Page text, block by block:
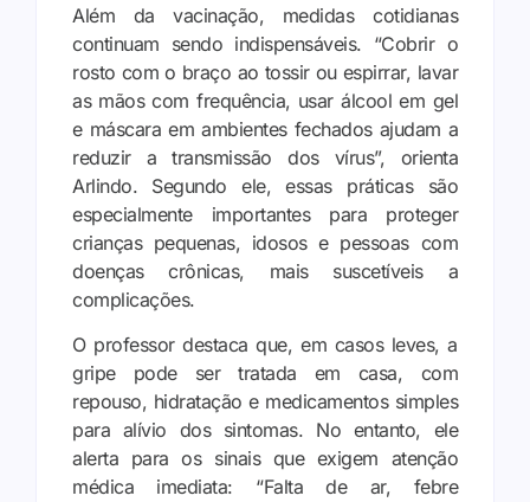
Além da vacinação, medidas cotidianas
continuam sendo indispensáveis. “Cobrir o
rosto com o braço ao tossir ou espirrar, lavar
as mãos com frequência, usar álcool em gel
e máscara em ambientes fechados ajudam a
reduzir a transmissão dos vírus”, orienta
Arlindo. Segundo ele, essas práticas são
especialmente importantes para proteger
crianças pequenas, idosos e pessoas com
doenças crônicas, mais suscetíveis a
complicações.
O professor destaca que, em casos leves, a
gripe pode ser tratada em casa, com
repouso, hidratação e medicamentos simples
para alívio dos sintomas. No entanto, ele
alerta para os sinais que exigem atenção
médica imediata: “Falta de ar, febre